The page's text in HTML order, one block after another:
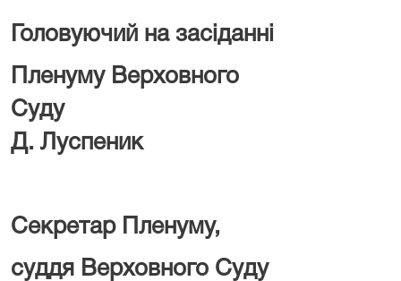
Головуючий на засіданні
Пленуму Верховного
Д. Луспеник
Секретар Пленуму,
суддя